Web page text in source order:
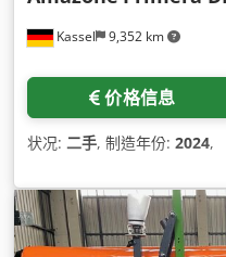
Kassel 9,352 km
价格信息
状况: 二手, 制造年份: 2024,